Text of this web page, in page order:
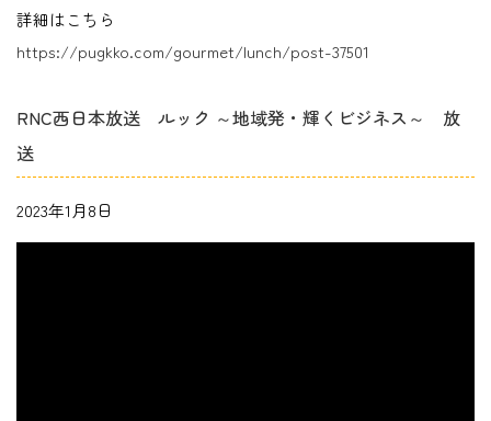
詳細はこちら
https://pugkko.com/gourmet/lunch/post-37501
RNC西日本放送 ルック ～地域発・輝くビジネス～ 放
送
2023年1月8日